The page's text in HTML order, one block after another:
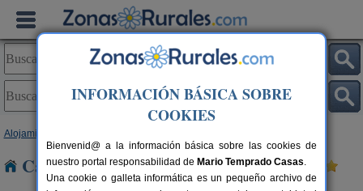
Alojamientos
Casas Rurales cerca de Vadillos
INFORMACIÓN BÁSICA SOBRE
COOKIES
Bienvenid@ a la información básica sobre las cookies de
nuestro portal responsabilidad de Mario Temprado Casas.
Una cookie o galleta informática es un pequeño archivo de